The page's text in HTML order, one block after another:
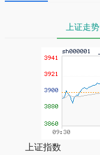
上证走势
上证指数